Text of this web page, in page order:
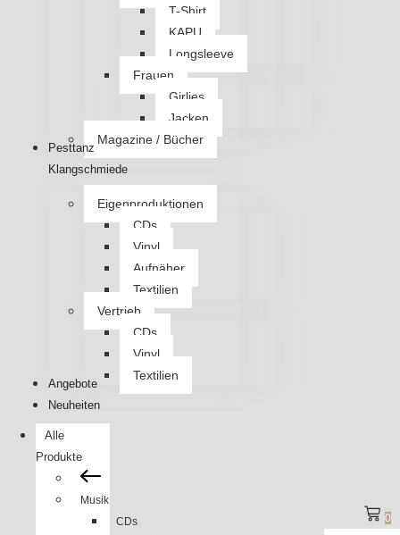
T-Shirt
KAPU
Longsleeve
Frauen
Girlies
Jacken
Magazine / Bücher
Pesttanz
Klangschmiede
Eigenproduktionen
CDs
Vinyl
Aufnäher
Textilien
Vertrieb
CDs
Vinyl
Textilien
Angebote
Neuheiten
Alle
Produkte
Musik
CDs
0